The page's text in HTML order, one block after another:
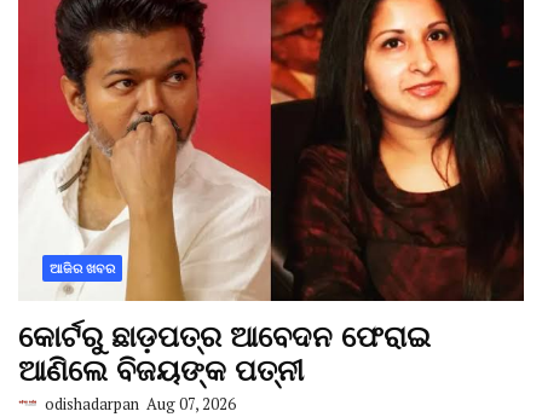
ଆଜିର ଖବର
କୋର୍ଟରୁ ଛାଡ଼ପତ୍ର ଆବେଦନ ଫେରାଇ
ଆଣିଲେ ବିଜୟଙ୍କ ପତ୍ନୀ
odishadarpan Aug 07, 2026